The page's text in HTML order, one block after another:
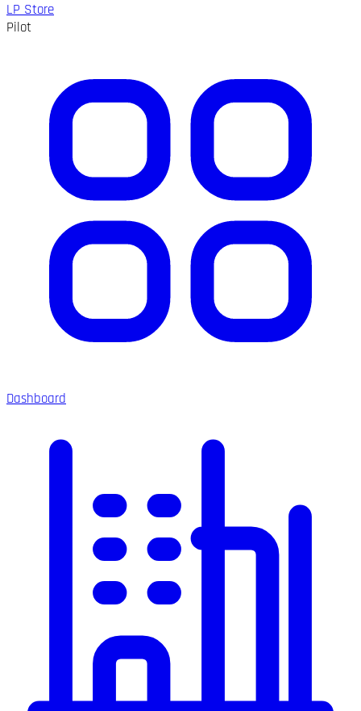
LP Store
Pilot
Dashboard